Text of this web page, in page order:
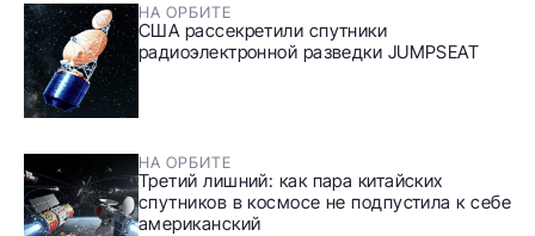
НА ОРБИТЕ
США рассекретили спутники
радиоэлектронной разведки JUMPSEAT
НА ОРБИТЕ
Третий лишний: как пара китайских
спутников в космосе не подпустила к себе
американский